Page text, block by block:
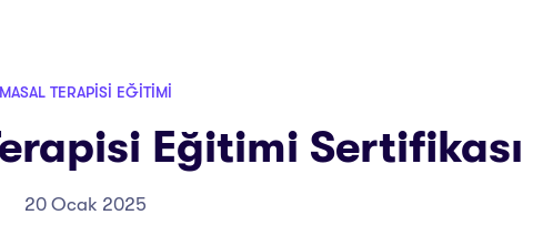
MASAL TERAPISI EĞITIMI
Eğitimi Sertifikası
20 Ocak 2025